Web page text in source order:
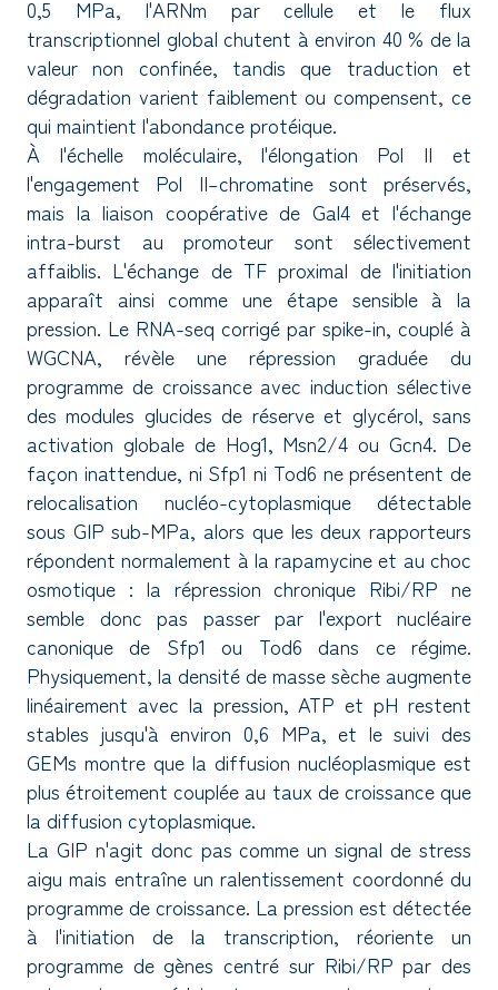
0,5 MPa, l'ARNm par cellule et le flux
transcriptionnel global chutent à environ 40 % de la
valeur non confinée, tandis que traduction et
dégradation varient faiblement ou compensent, ce
qui maintient l'abondance protéique.
À l'échelle moléculaire, l'élongation Pol II et
l'engagement Pol II–chromatine sont préservés,
mais la liaison coopérative de Gal4 et l'échange
intra-burst au promoteur sont sélectivement
affaiblis. L'échange de TF proximal de l'initiation
apparaît ainsi comme une étape sensible à la
pression. Le RNA-seq corrigé par spike-in, couplé à
WGCNA, révèle une répression graduée du
programme de croissance avec induction sélective
des modules glucides de réserve et glycérol, sans
activation globale de Hog1, Msn2/4 ou Gcn4. De
façon inattendue, ni Sfp1 ni Tod6 ne présentent de
relocalisation nucléo-cytoplasmique détectable
sous GIP sub-MPa, alors que les deux rapporteurs
répondent normalement à la rapamycine et au choc
osmotique : la répression chronique Ribi/RP ne
semble donc pas passer par l'export nucléaire
canonique de Sfp1 ou Tod6 dans ce régime.
Physiquement, la densité de masse sèche augmente
linéairement avec la pression, ATP et pH restent
stables jusqu'à environ 0,6 MPa, et le suivi des
GEMs montre que la diffusion nucléoplasmique est
plus étroitement couplée au taux de croissance que
la diffusion cytoplasmique.
La GIP n'agit donc pas comme un signal de stress
aigu mais entraîne un ralentissement coordonné du
programme de croissance. La pression est détectée
à l'initiation de la transcription, réoriente un
programme de gènes centré sur Ribi/RP par des